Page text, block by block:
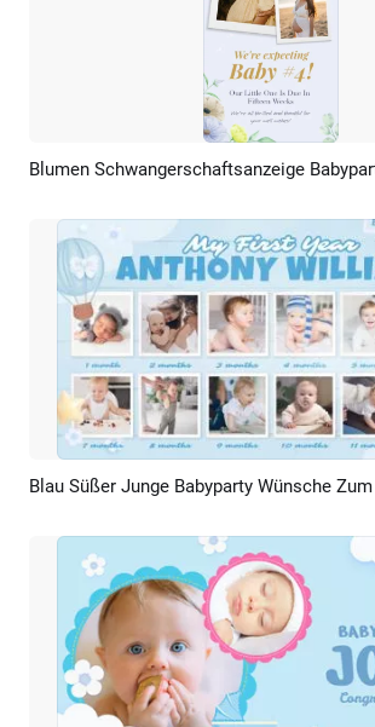
Vorschau KI Erstellen
Blumen Schwangerschaftsanzeige
Vorschau KI Erstellen